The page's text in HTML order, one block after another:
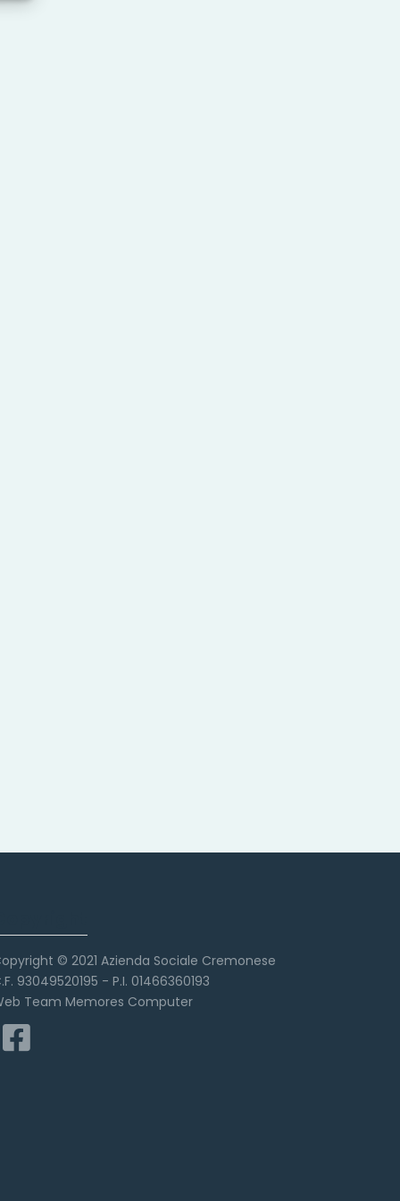
© 2021 Azienda Sociale Cremonese
93049520195 - P.I. 01466360193
Team Memores Computer